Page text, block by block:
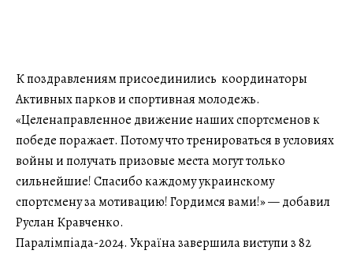
К поздравлениям присоединились координаторы
Активных парков и спортивная молодежь.
«Целенаправленное движение наших спортсменов к
победе поражает. Потому что тренироваться в условиях
войны и получать призовые места могут только
сильнейшие! Спасибо каждому украинскому
спортсмену за мотивацию! Гордимся вами!» — добавил
Руслан Кравченко.
Паралімпіада-2024. Україна завершила виступи з 82